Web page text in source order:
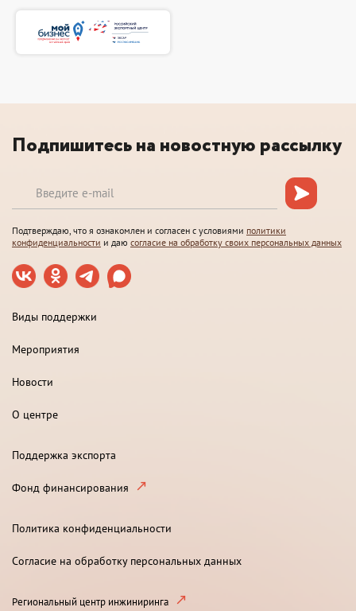
Подпишитесь на новостную рассылку
Подтверждаю, что я ознакомлен и согласен с условиями политики
конфиденциальности и даю согласие на обработку своих персональных данных
Виды поддержки
Мероприятия
Новости
О центре
Поддержка экспорта
Фонд финансирования
Политика конфиденциальности
Согласие на обработку персональных данных
Региональный центр инжиниринга